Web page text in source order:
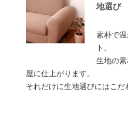
地選び
素朴で
ト。
生地の
屋に仕上がります。
それだけに生地選びにはこ